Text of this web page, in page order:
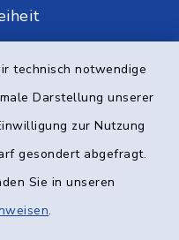
technisch notwendige
Darstellung unserer
zur Nutzung
gesondert abgefragt.
Sie in unseren
.